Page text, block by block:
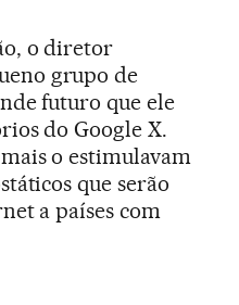
o diretor
grupo de
futuro que ele
do Google X.
o estimulavam
que serão
a países com